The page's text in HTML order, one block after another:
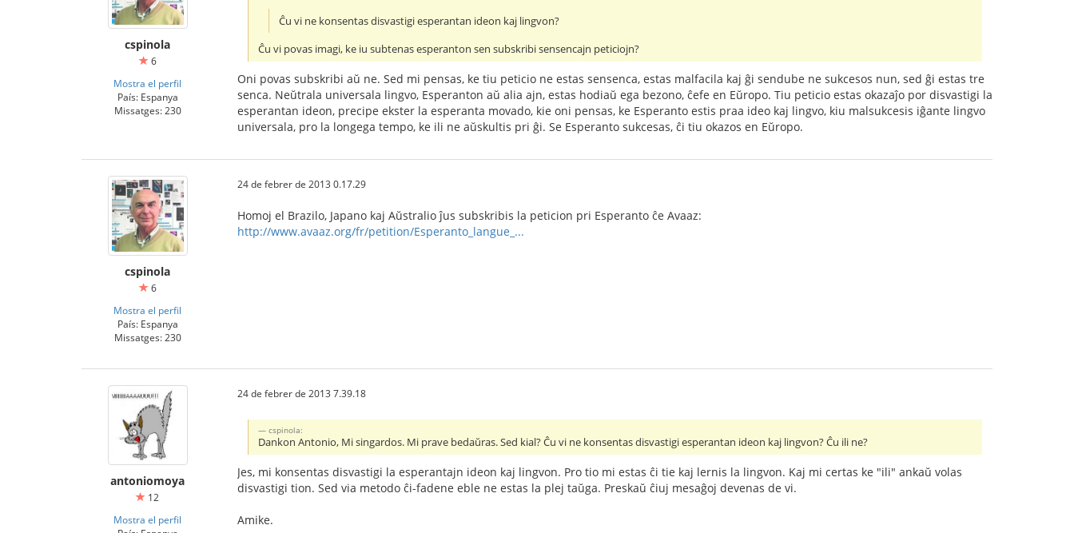
cspinola
6
Mostra el perfil
País: Espanya
Missatges: 230
Ĉu vi ne konsentas disvastigi esperantan ideon kaj lingvon?
Ĉu vi povas imagi, ke iu subtenas esperanton sen subskribi sensencajn peticiojn?
Oni povas subskribi aŭ ne. Sed mi pensas, ke tiu peticio ne estas sensenca, estas malfacila kaj ĝi sendube ne sukcesos nun, sed ĝi estas tre
senca. Neŭtrala universala lingvo, Esperanton aŭ alia ajn, estas hodiaŭ ega bezono, ĉefe en Eŭropo. Tiu peticio estas okazaĵo por disvastigi la
esperantan ideon, precipe ekster la esperanta movado, kie oni pensas, ke Esperanto estis praa ideo kaj lingvo, kiu malsukcesis iĝante lingvo
universala, pro la longega tempo, ke ili ne aŭskultis pri ĝi. Se Esperanto sukcesas, ĉi tiu okazos en Eŭropo.
cspinola
6
Mostra el perfil
País: Espanya
Missatges: 230
24 de febrer de 2013 0.17.29
Homoj el Brazilo, Japano kaj Aŭstralio ĵus subskribis la peticion pri Esperanto ĉe Avaaz:
http://www.avaaz.org/fr/petition/Esperanto_langue_...
antoniomoya
12
Mostra el perfil
24 de febrer de 2013 7.39.18
cspinola:
Dankon Antonio, Mi singardos. Mi prave bedaŭras. Sed kial? Ĉu vi ne konsentas disvastigi esperantan ideon kaj lingvon? Ĉu ili ne?
Jes, mi konsentas disvastigi la esperantajn ideon kaj lingvon. Pro tio mi estas ĉi tie kaj lernis la lingvon. Kaj mi certas ke "ili" ankaŭ volas
disvastigi tion. Sed via metodo ĉi-fadene eble ne estas la plej taŭga. Preskaŭ ĉiuj mesaĝoj devenas de vi.
Amike.